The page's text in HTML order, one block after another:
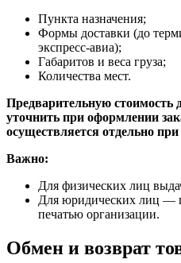
Пункта назначения;
Формы доставки (до
экспресс-авиа);
Габаритов и веса груза;
Количества мест.
Предварительную стоимость
уточнить при оформлении
осуществляется отдельно
Важно:
Для физических лиц
Для юридических лиц —
печатью организации.
Обмен и возврат